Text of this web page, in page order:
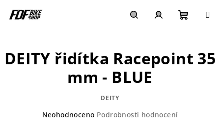
košík
DEITY řidítka Racepoint 35
mm - BLUE
DEITY
Průměrné
Neohodnoceno Podrobnosti hodnocení